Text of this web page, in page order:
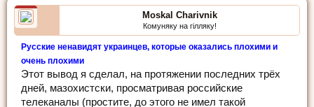
Moskal Charivnik
Комуняку на гілляку!
Русские ненавидят украинцев, которые оказались плохими и
очень плохими
Этот вывод я сделал, на протяжении последних трёх
дней, мазохистски, просматривая российские
телеканалы (простите, до этого не имел такой